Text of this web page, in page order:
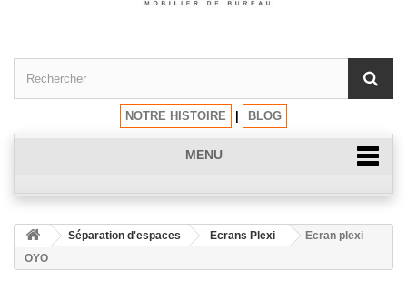
NOTRE HISTOIRE BLOG
MENU
Séparation d'espaces Ecrans Plexi
Ecran plexi
OYO